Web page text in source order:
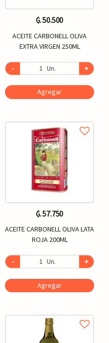
₲. 50.500
ACEITE CARBONELL OLIVA
EXTRA VIRGEN 250ML
- Un. +
Agregar
₲. 57.750
ACEITE CARBONELL OLIVA LATA
ROJA 200ML
- Un. +
Agregar